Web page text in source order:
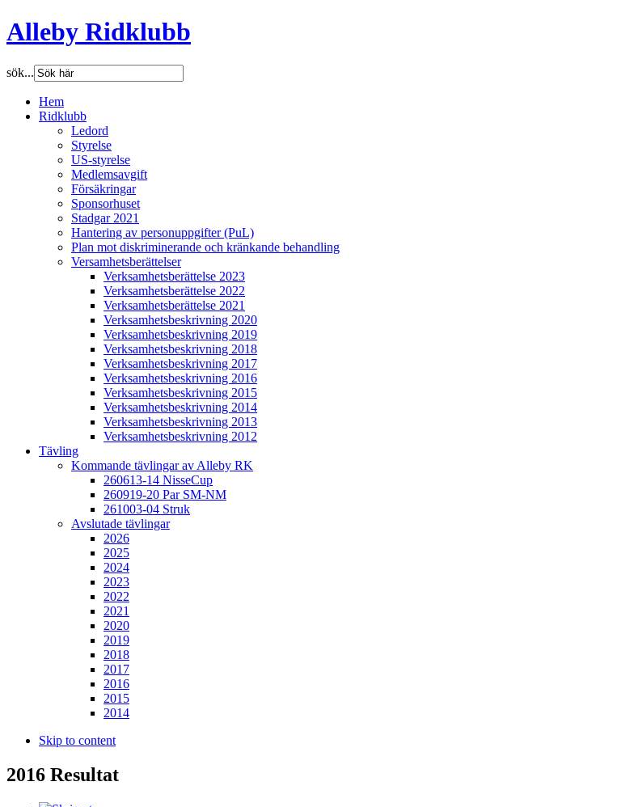
Alleby Ridklubb
sök...
Hem
Ridklubb
Ledord
Styrelse
US-styrelse
Medlemsavgift
Försäkringar
Sponsorhuset
Stadgar 2021
Hantering av personuppgifter (PuL)
Plan mot diskriminerande och kränkande behandling
Versamhetsberättelser
Verksamhetsberättelse 2023
Verksamhetsberättelse 2022
Verksamhetsberättelse 2021
Verksamhetsbeskrivning 2020
Verksamhetsbeskrivning 2019
Verksamhetsbeskrivning 2018
Verksamhetsbeskrivning 2017
Verksamhetsbeskrivning 2016
Verksamhetsbeskrivning 2015
Verksamhetsbeskrivning 2014
Verksamhetsbeskrivning 2013
Verksamhetsbeskrivning 2012
Tävling
Kommande tävlingar av Alleby RK
260613-14 NisseCup
260919-20 Par SM-NM
261003-04 Struk
Avslutade tävlingar
2026
2025
2024
2023
2022
2021
2020
2019
2018
2017
2016
2015
2014
Skip to content
2016 Resultat